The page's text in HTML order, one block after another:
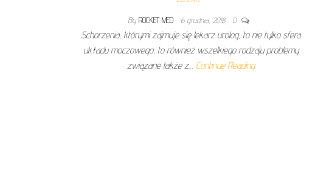
By ROCKET MED 6 grudnia, 2018 0
Schorzenia, którymi zajmuje się lekarz urolog, to nie tylko sfera
układu moczowego, to również wszelkiego rodzaju problemy
związane także z… Continue Reading